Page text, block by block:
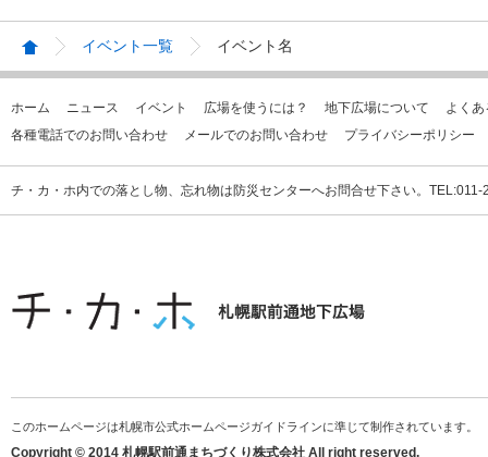
イベント一覧 イベント名
ホーム ニュース イベント 広場を使うには？ 地下広場について
よく
各種電話でのお問い合わせ
メールでのお問い合わせ プライバシーポリシー
チ・カ・ホ内での落とし物、忘れ物は防災センターへお問合せ下さい。
このホームページは札幌市公式ホームページガイドラインに準じて制作されています。
Copyright © 2014 札幌駅前通まちづくり株式会社 All right reserved.